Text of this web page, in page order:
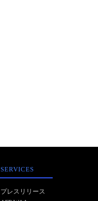
SERVICES
プレスリリース